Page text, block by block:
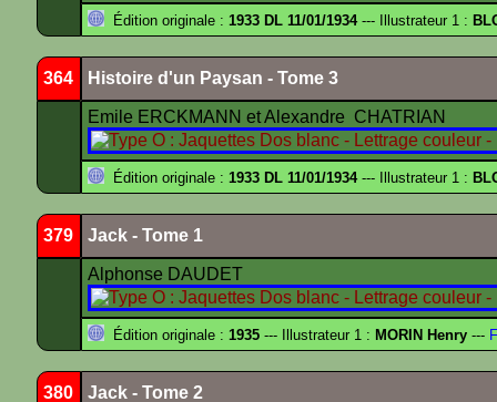
Édition originale : 1933 DL 11/01/1934--- Illustrateur 1 :
364 Histoire d'un Paysan - Tome 3
Emile ERCKMANN et Alexandre CHATRIAN
Édition originale : 1933 DL 11/01/1934--- Illustrateur 1 :
379 Jack - Tome 1
Alphonse DAUDET
Édition originale : 1935 --- Illustrateur 1 : MORIN Henry ---
380 Jack - Tome 2